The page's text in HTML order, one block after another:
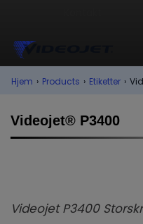
Hjem › Products › Etiketter ›
Videojet® P3400
Videojet P3400